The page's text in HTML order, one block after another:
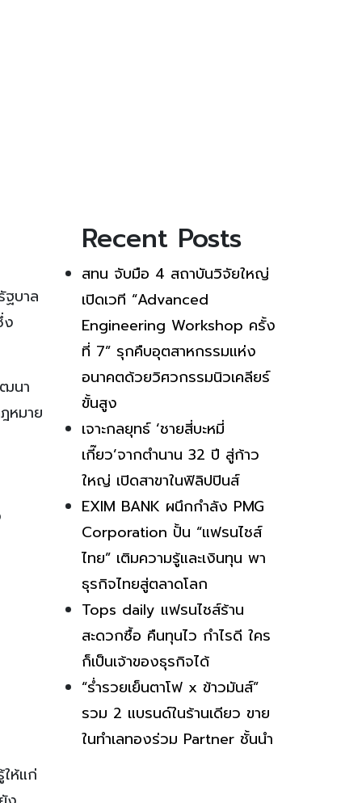
บาล
ง
นา
หมาย
ห้แก่
Recent Posts
สทน จับมือ 4 สถาบันวิจัยใหญ่
เปิดเวที “Advanced
Engineering Workshop ครั้ง
ที่ 7” รุกคืบอุตสาหกรรมแห่ง
อนาคตด้วยวิศวกรรมนิวเคลียร์
ขั้นสูง
เจาะกลยุทธ์ ‘ชายสี่บะหมี่
เกี๊ยว’จากตำนาน 32 ปี สู่ก้าว
ใหญ่ เปิดสาขาในฟิลิปปินส์
EXIM BANK ผนึกกำลัง PMG
Corporation ปั้น “แฟรนไชส์
ไทย” เติมความรู้และเงินทุน พา
ธุรกิจไทยสู่ตลาดโลก
Tops daily แฟรนไชส์ร้าน
สะดวกซื้อ คืนทุนไว กำไรดี ใคร
ก็เป็นเจ้าของธุรกิจได้
“ร่ำรวยเย็นตาโฟ x ข้าวมันส์”
รวม 2 แบรนด์ในร้านเดียว ขาย
ในทำเลทองร่วม Partner ชั้นนำ